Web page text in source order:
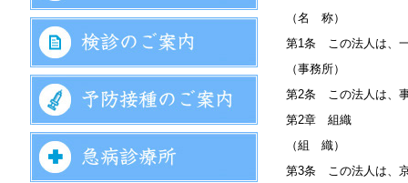
（名 称）
第1条 この法人は、
（事務所）
第2条 この法人は、
第2章 組織
（組 織）
第3条 この法人は、